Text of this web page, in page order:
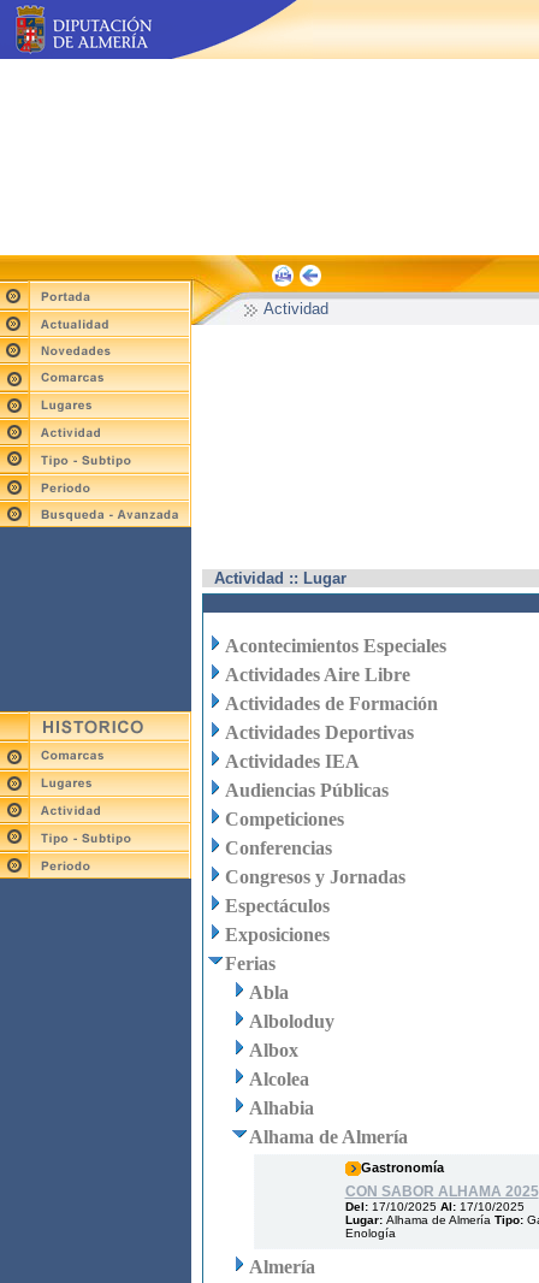
Actividad
Actividad :: Lugar
Acontecimientos Especiales
Actividades Aire Libre
Actividades de Formación
Actividades Deportivas
Actividades IEA
Audiencias Públicas
Competiciones
Conferencias
Congresos y Jornadas
Espectáculos
Exposiciones
Ferias
Abla
Alboloduy
Albox
Alcolea
Alhabia
Alhama de Almería
Gastronomía
CON SABOR ALHAMA 2025
Del: 17/10/2025 Al: 17/10/2025
Lugar: Alhama de Almería Tipo:
Enología
Almería